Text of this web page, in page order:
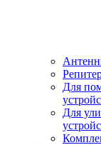
Для
Для